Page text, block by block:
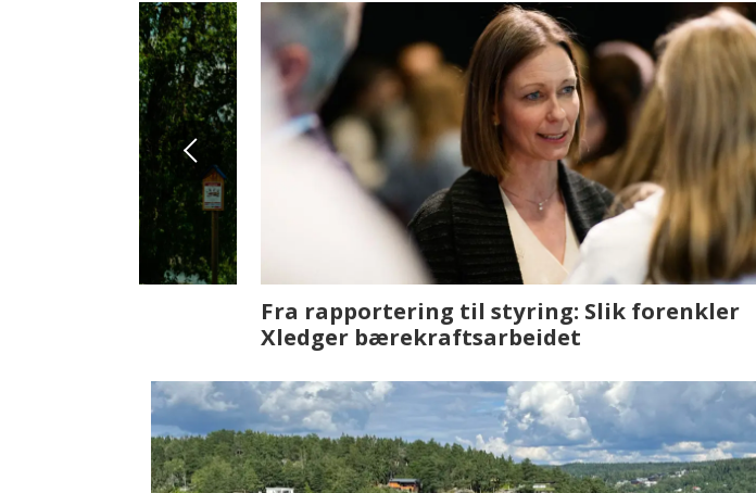
Fenistra endrer eiendomsbransjen med AI. Slik
ser vi på fremtiden